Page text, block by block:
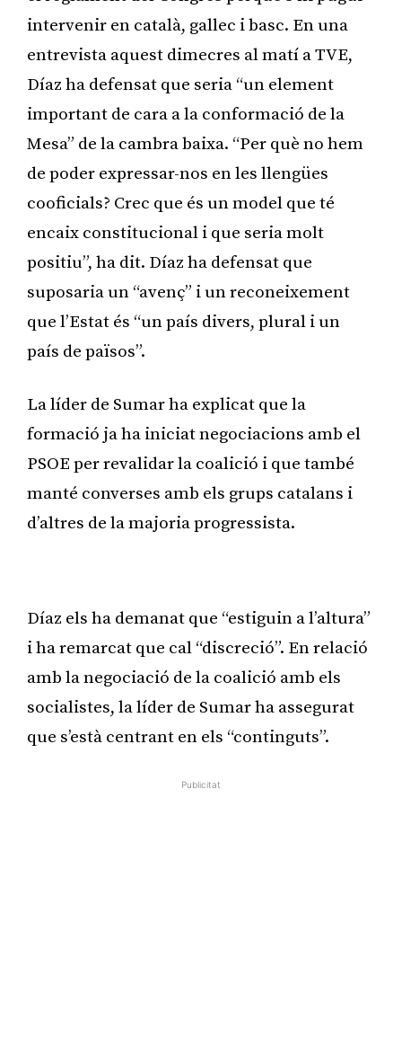
intervenir en català, gallec i basc. En una
entrevista aquest dimecres al matí a TVE,
Díaz ha defensat que seria “un element
important de cara a la conformació de la
Mesa” de la cambra baixa. “Per què no hem
de poder expressar-nos en les llengües
cooficials? Crec que és un model que té
encaix constitucional i que seria molt
positiu”, ha dit. Díaz ha defensat que
suposaria un “avenç” i un reconeixement
que l’Estat és “un país divers, plural i un
país de països”.
La líder de Sumar ha explicat que la
formació ja ha iniciat negociacions amb el
PSOE per revalidar la coalició i que també
manté converses amb els grups catalans i
d’altres de la majoria progressista.
Díaz els ha demanat que “estiguin a l’altura”
i ha remarcat que cal “discreció”. En relació
amb la negociació de la coalició amb els
socialistes, la líder de Sumar ha assegurat
que s’està centrant en els “continguts”.
Publicitat